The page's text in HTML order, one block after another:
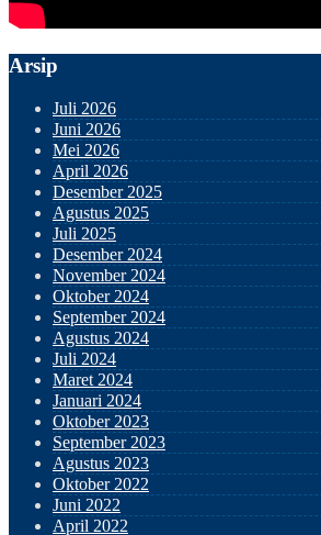
Arsip
Juli 2026
Juni 2026
Mei 2026
April 2026
Desember 2025
Agustus 2025
Juli 2025
Desember 2024
November 2024
Oktober 2024
September 2024
Agustus 2024
Juli 2024
Maret 2024
Januari 2024
Oktober 2023
September 2023
Agustus 2023
Oktober 2022
Juni 2022
April 2022